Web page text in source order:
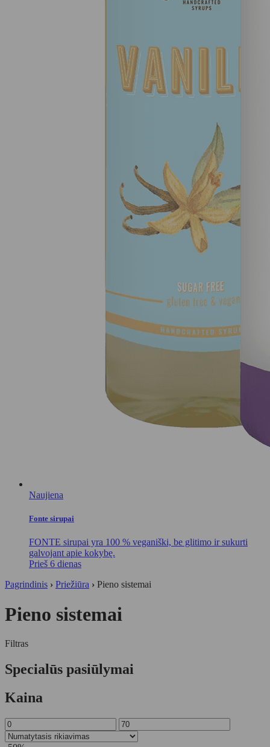
Naujiena
Fonte sirupai
FONTE sirupai yra 100 % veganiški, be glitimo ir sukurti
galvojant apie kokybę.
Prieš 6 dienas
Pagrindinis › Priežiūra › Pieno sistemai
Pieno sistemai
Filtras
Specialūs pasiūlymai
Kaina